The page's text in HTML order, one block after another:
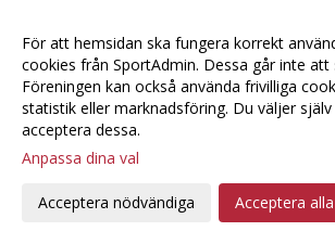
Noll poäng i Jönköping
Söder-Telge H1 -- Linköping IBK Ungdom 7 - 6
Uppdaterat kioskschema nu på hemsidan
Sara lämnar Telge
H1 Fick med sig 1 poäng från Nacka
H1 tog sin första 3 poängare
För att hemsidan ska fungera korrekt
cookies från SportAdmin. Dessa går inte att
Föreningen kan också använda frivilliga
statistik eller marknadsföring. Du väljer
acceptera dessa.
Anpassa dina val
Acceptera nödvändiga Acceptera alla